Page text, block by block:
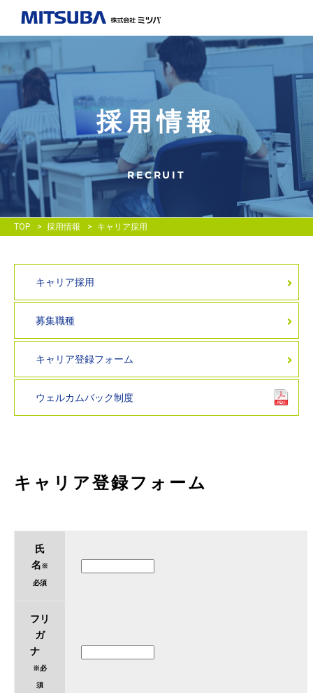
採用情報
RECRUIT
TOP 採用情報 キャリア採用
キャリア採用
募集職種
キャリア登録フォーム
ウェルカムバック制度
キャリア登録フォーム
氏
名※
必須
フリ
ガ
ナ
※必
須